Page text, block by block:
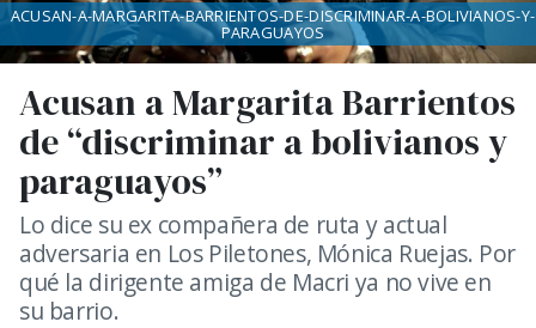
Acusan a Margarita Barrientos
de “discriminar a bolivianos y
paraguayos”
Lo dice su ex compañera de ruta y actual
adversaria en Los Piletones, Mónica Ruejas. Por
qué la dirigente amiga de Macri ya no vive en
su barrio.
ACUSAN-A-MARGARITA-BARRIENTOS-DE-DISCRIMINAR-A-BOLIVIANOS-Y-
PARAGUAYOS